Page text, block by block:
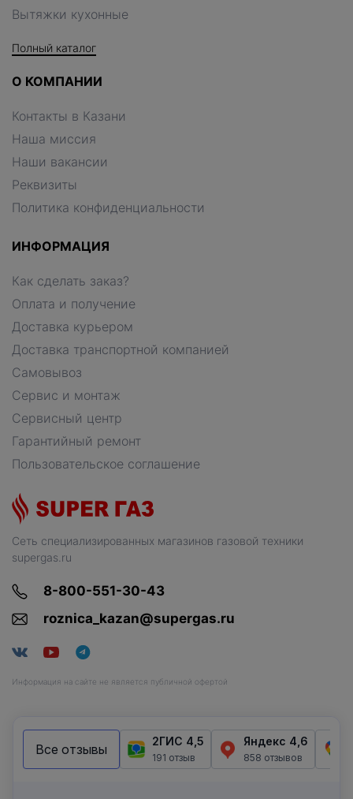
Сеть специализированных магазинов газовой техники
supergas.ru
8-800-551-30-43
roznica_kazan@supergas.ru
Информация на сайте не является публичной офертой
Вытяжки кухонные
Полный каталог
О КОМПАНИИ
Контакты в Казани
Наша миссия
Наши вакансии
Реквизиты
Политика конфиденциальности
ИНФОРМАЦИЯ
Как сделать заказ?
Оплата и получение
Доставка курьером
Доставка транспортной компанией
Самовывоз
Сервис и монтаж
Сервисный центр
Гарантийный ремонт
Пользовательское соглашение